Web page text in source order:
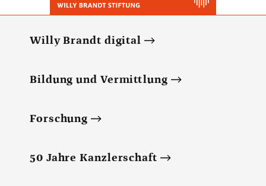
Willy Brandt digital
Bildung und Vermittlung
Forschung
50 Jahre Kanzlerschaft